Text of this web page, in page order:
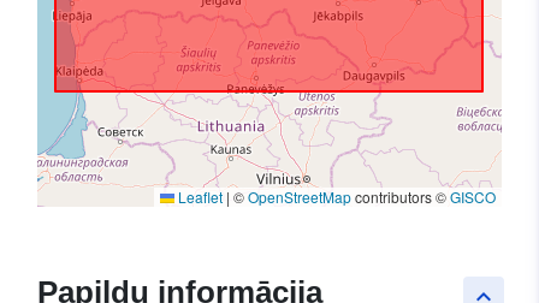
Leaflet | ©OpenStreetMapcontributors ©GISCO
keyboard_arrow_up
Papildu informācija